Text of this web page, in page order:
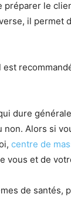
préparer le
il permet
dure
Alors si
centre de
vous et de
de santés,